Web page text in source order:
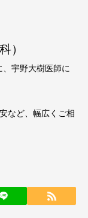
）
宇野大樹医師に
など、幅広くご相